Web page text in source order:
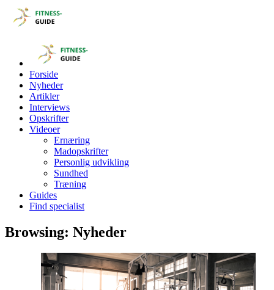
Forside
Nyheder
Artikler
Interviews
Opskrifter
Videoer
Ernæring
Madopskrifter
Personlig udvikling
Sundhed
Træning
Guides
Find specialist
Browsing: Nyheder